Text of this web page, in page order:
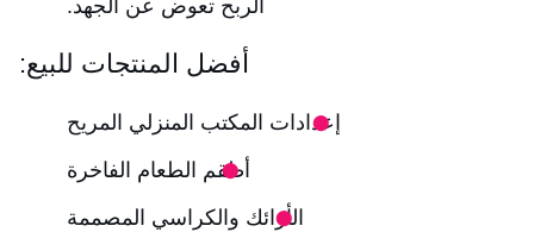
الربح تعوض عن الجهد.
أفضل المنتجات للبيع:
إعدادات المكتب المنزلي المريح
أطقم الطعام الفاخرة
الأرائك والكراسي المصممة